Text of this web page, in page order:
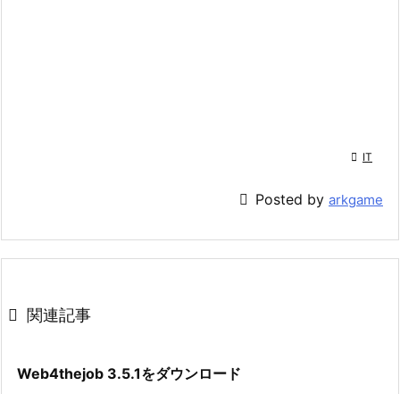
 IT
 Posted by arkgame
 関連記事
Web4thejob 3.5.1をダウンロード